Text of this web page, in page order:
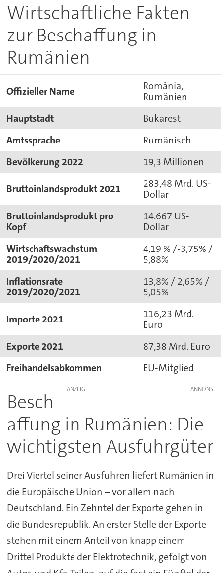
Wirtschaftliche Fakten
zur Beschaffung in
Rumänien
Offizieller Name
România,
Rumänien
Hauptstadt
Bukarest
Amtssprache
Rumänisch
Bevölkerung 2022
19,3 Millionen
Bruttoinlandsprodukt 2021
283,48 Mrd. US-
Dollar
Bruttoinlandsprodukt pro
Kopf
14.667 US-
Dollar
Wirtschaftswachstum
2019/2020/2021
4,19 % /-3,75% /
5,88%
Inflationsrate
2019/2020/2021
13,8% / 2,65% /
5,05%
Importe 2021
116,23 Mrd.
Euro
Exporte 2021
87,38 Mrd. Euro
Freihandelsabkommen
EU-Mitglied
ANZEIGE
Besch
affung in Rumänien: Die
wichtigsten Ausfuhrgüter
Drei Viertel seiner Ausfuhren liefert Rumänien in
die Europäische Union – vor allem nach
Deutschland. Ein Zehntel der Exporte gehen in
die Bundesrepublik. An erster Stelle der Exporte
stehen mit einem Anteil von knapp einem
Drittel Produkte der Elektrotechnik, gefolgt von